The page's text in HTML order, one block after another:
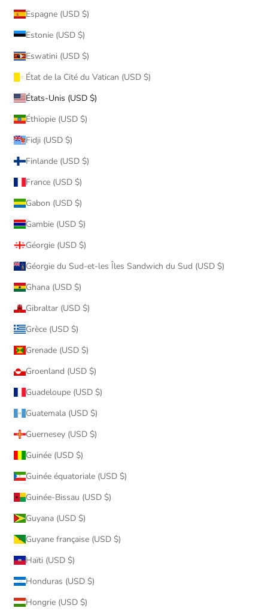
Espagne (USD $)
Estonie (USD $)
Eswatini (USD $)
État de la Cité du Vatican (USD $)
États-Unis (USD $)
Éthiopie (USD $)
Fidji (USD $)
Finlande (USD $)
France (USD $)
Gabon (USD $)
Gambie (USD $)
Géorgie (USD $)
Géorgie du Sud-et-les Îles Sandwich du Sud (USD $)
Ghana (USD $)
Gibraltar (USD $)
Grèce (USD $)
Grenade (USD $)
Groenland (USD $)
Guadeloupe (USD $)
Guatemala (USD $)
Guernesey (USD $)
Guinée (USD $)
Guinée équatoriale (USD $)
Guinée-Bissau (USD $)
Guyana (USD $)
Guyane française (USD $)
Haïti (USD $)
Honduras (USD $)
Hongrie (USD $)